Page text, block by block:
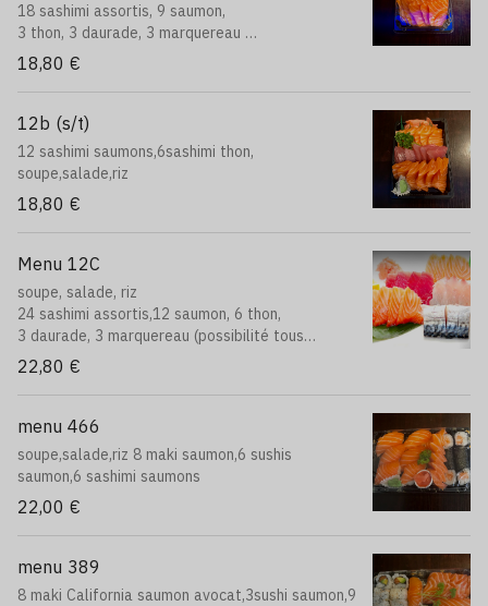
18 sashimi assortis, 9 saumon,
3 thon, 3 daurade, 3 marquereau
(possibilité tous saumon)
18,80 €
12b (s/t)
12 sashimi saumons,6sashimi thon,
soupe,salade,riz
18,80 €
Menu 12C
soupe, salade, riz
24 sashimi assortis,12 saumon, 6 thon,
3 daurade, 3 marquereau (possibilité tous
saumon)
22,80 €
menu 466
soupe,salade,riz 8 maki saumon,6 sushis
saumon,6 sashimi saumons
22,00 €
menu 389
8 maki California saumon avocat,3sushi saumon,9